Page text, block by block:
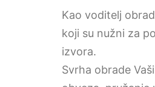
Kao voditelj
koji su nužni za
izvora.
Svrha obrade